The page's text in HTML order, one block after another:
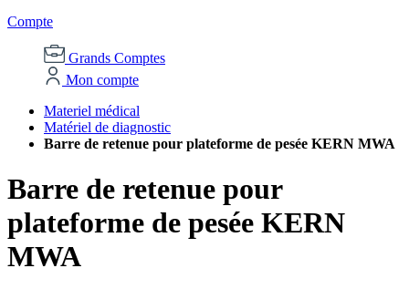
Compte
Grands Comptes
Mon compte
Materiel médical
Matériel de diagnostic
Barre de retenue pour plateforme de pesée KERN MWA
Barre de retenue pour
plateforme de pesée KERN
MWA